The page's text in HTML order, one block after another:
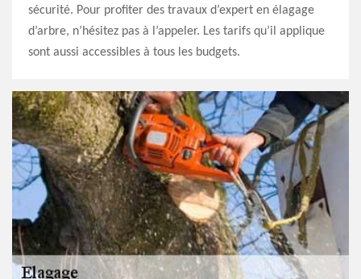
sécurité. Pour profiter des travaux d’expert en élagage
d’arbre, n’hésitez pas à l’appeler. Les tarifs qu’il applique
sont aussi accessibles à tous les budgets.